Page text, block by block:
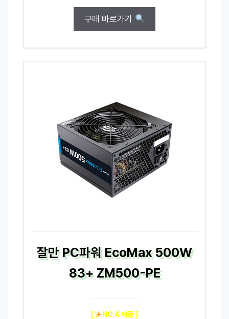
구매 바로가기
잘만 PC파워 EcoMax 500W
83+ ZM500-PE
[ NO.4 제품 ]